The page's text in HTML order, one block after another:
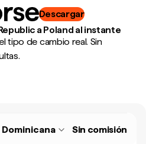
Descargar
a Poland al instante
tipo de cambio real. Sin
Sin comisión